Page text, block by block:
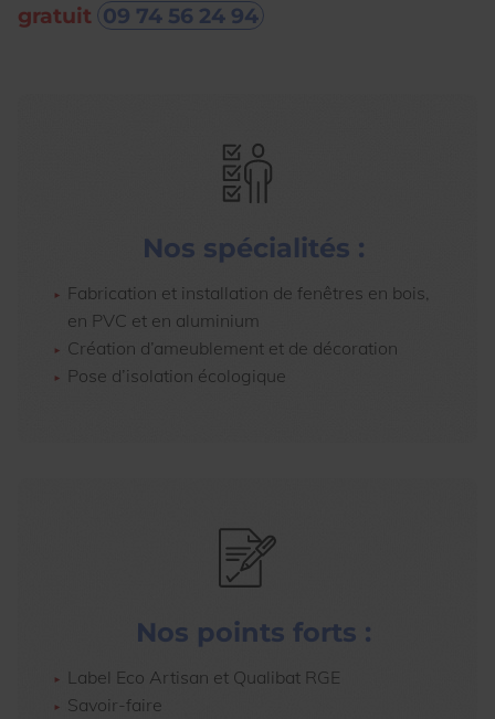
gratuit 09 74 56 24 94
Nos spécialités :
Fabrication et installation de fenêtres en bois,
en PVC et en aluminium
Création d’ameublement et de décoration
Pose d’isolation écologique
Nos points forts :
Label Eco Artisan et Qualibat RGE
Savoir-faire